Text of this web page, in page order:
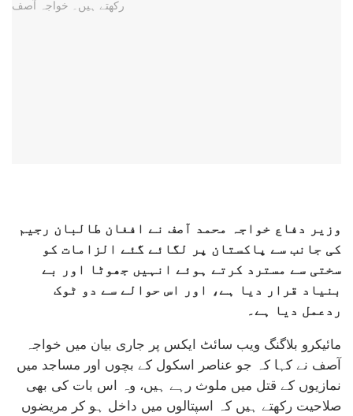
وزیر دفاع خواجہ محمد آصف نے افغان طالبان رجیم
کی جانب سے پاکستان پر لگائے گئے الزامات کو
سختی سے مسترد کرتے ہوئے انہیں جھوٹا اور بے
بنیاد قرار دیا ہے، اور اس حوالے سے دو ٹوک
ردعمل دیا ہے۔
مائیکرو بلاگنگ ویب سائٹ ایکس پر جاری بیان میں خواجہ
آصف نے کہا کہ جو عناصر اسکول کے بچوں اور مساجد میں
نمازیوں کے قتل میں ملوث رہے ہیں، وہ اس بات کی بھی
صلاحیت رکھتے ہیں کہ اسپتالوں میں داخل ہو کر مریضوں